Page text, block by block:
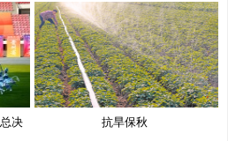
决
抗旱保秋